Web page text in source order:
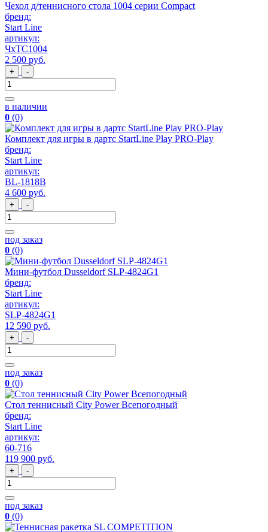
Чехол д/теннисного стола 1004 серии Compact
бренд:
Start Line
артикул:
ЧхТС1004
2 500 руб.
+ -
в наличии
0 (0)
Комплект для игры в дартс StartLine Play PRO-Play
бренд:
Start Line
артикул:
BL-1818B
4 600 руб.
+ -
под заказ
0 (0)
Мини-футбол Dusseldorf SLP-4824G1
бренд:
Start Line
артикул:
SLP-4824G1
12 590 руб.
+ -
под заказ
0 (0)
Стол теннисный City Power Всепогодный
бренд:
Start Line
артикул:
60-716
119 900 руб.
+ -
под заказ
0 (0)